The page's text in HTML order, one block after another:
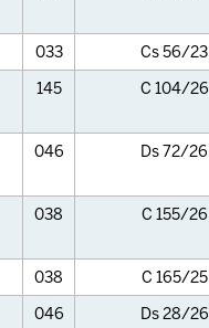
033
Cs 56/23
145
C 104/26
046
Ds 72/26
038
C 155/26
038
C 165/25
046
Ds 28/26